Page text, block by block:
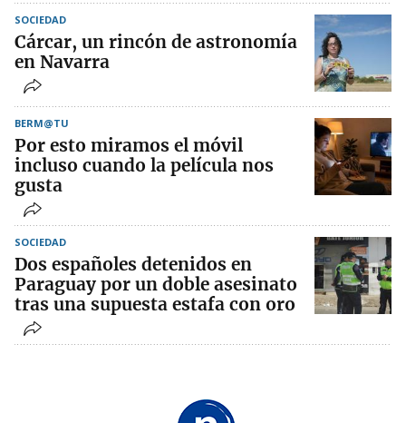
SOCIEDAD
Cárcar, un rincón de astronomía
en Navarra
BERM@TU
Por esto miramos el móvil
incluso cuando la película nos
gusta
SOCIEDAD
Dos españoles detenidos en
Paraguay por un doble asesinato
tras una supuesta estafa con oro